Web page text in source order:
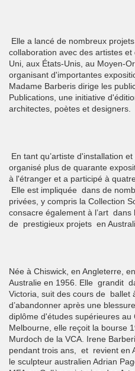
Elle a lancé de nombreux
collaboration avec des artistes
Uni, aux États-Unis, au Moyen-
organisant d'importantes
Madame Barberis dirige les
Publications, une initiative
architectes, poètes et designers.
En tant qu’artiste d'installation
organisé plus de quarante
à l'étranger et a participé à
Elle est impliquée dans de
privées, y compris la Collection
consacre également à l’art
de prestigieux projets en
Née à Chiswick, en Angleterre,
Australie en 1956. Elle grandit
Victoria, suit des cours de ballet
d’abandonner après une
diplôme d'études supérieures
Melbourne, elle reçoit la bourse
Murdoch de la VCA. Irene
pendant trois ans, et revient en
le sculpteur australien Adrian